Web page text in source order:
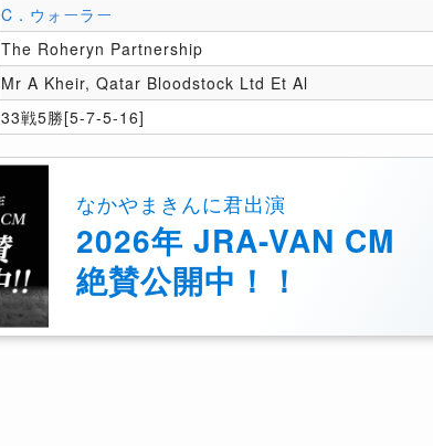
C．ウォーラー
The Roheryn Partnership
Mr A Kheir, Qatar Bloodstock Ltd Et Al
33戦5勝[5-7-5-16]
なかやまきんに君出演
2026年 JRA-VAN CM
絶賛公開中！！